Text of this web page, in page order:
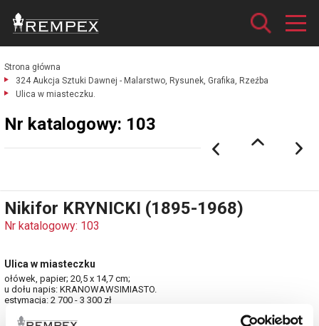
Strona główna
324 Aukcja Sztuki Dawnej - Malarstwo, Rysunek, Grafika, Rzeźba
Ulica w miasteczku.
Nr katalogowy: 103
Nikifor KRYNICKI (1895-1968)
Nr katalogowy: 103
Ulica w miasteczku
ołówek, papier; 20,5 x 14,7 cm;
u dołu napis: KRANOWAWSIMIASTO.
estymacja: 2 700 - 3 300 zł